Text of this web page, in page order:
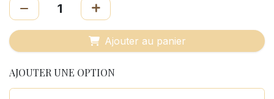
Ajouter au panier
AJOUTER UNE OPTION